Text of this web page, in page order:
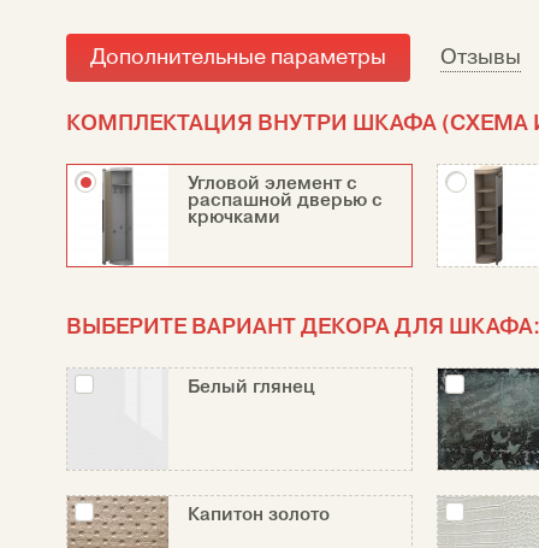
Дополнительные параметры Отзывы
КОМПЛЕКТАЦИЯ ВНУТРИ ШКАФА (СХЕМА
Угловой элемент с
распашной дверью с
крючками
ВЫБЕРИТЕ ВАРИАНТ ДЕКОРА ДЛЯ ШКАФА:
Белый глянец
Капитон золото